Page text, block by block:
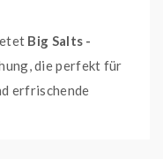
Big Salts -
die perfekt für
erfrischende